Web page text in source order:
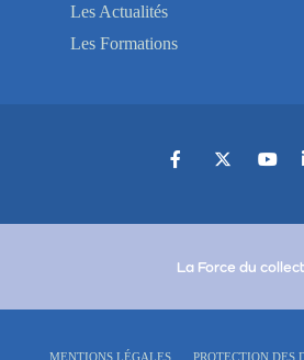
Les Actualités
Les Formations
La Force du
MENTIONS LÉGALES PROTECTION DES